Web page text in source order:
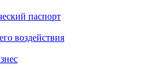
паспорт
воздействия